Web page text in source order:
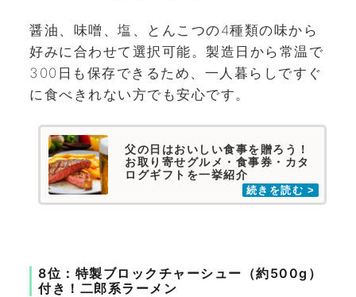
醤油、味噌、塩、とんこつの4種類の味から
好みに合わせて選択可能。製造日から常温で
300日も保存できるため、一人暮らしですぐ
に食べきれない方でも安心です。
父の日はおいしい食事を贈ろう！
お取り寄せグルメ・食事券・カタ
ログギフトを一挙紹介
8位：特製ブロックチャーシュー（約500g）
付き！二郎系ラーメン